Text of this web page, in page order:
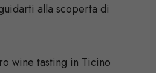
alla scoperta di
wine tasting in Ticino